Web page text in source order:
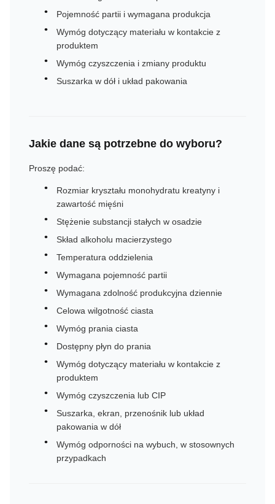
Pojemność partii i wymagana produkcja
Wymóg dotyczący materiału w kontakcie z
produktem
Wymóg czyszczenia i zmiany produktu
Suszarka w dół i układ pakowania
Jakie dane są potrzebne do wyboru?
Proszę podać:
Rozmiar kryształu monohydratu kreatyny i
zawartość mięśni
Stężenie substancji stałych w osadzie
Skład alkoholu macierzystego
Temperatura oddzielenia
Wymagana pojemność partii
Wymagana zdolność produkcyjna dziennie
Celowa wilgotność ciasta
Wymóg prania ciasta
Dostępny płyn do prania
Wymóg dotyczący materiału w kontakcie z
produktem
Wymóg czyszczenia lub CIP
Suszarka, ekran, przenośnik lub układ
pakowania w dół
Wymóg odporności na wybuch, w stosownych
przypadkach